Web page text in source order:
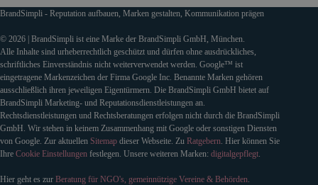
BrandSimpli - Reputation aufbauen, Marken gestalten, Kommunikation prägen
© 2026 | BrandSimpli ist eine Marke der BrandSimpli GmbH, München.
Alle Inhalte sind urheberrechtlich geschützt und dürfen ohne ausdrückliches,
schriftliches Einverständnis nicht weiterverwendet werden. Google™ ist
eingetragene Markenzeichen der Firma Google Inc. Benannte Marken gehören
ausschließlich ihren jeweiligen Eigentürmern. Die BrandSimpli GmbH bietet auf
BrandSimpli Marketing- und Reputationsdienstleistungen an.
Rechtsdienstleistungen und Rechtsberatungen erfolgen nicht durch die BrandSimpli
GmbH. Wir stehen in keinem Zusammenhang mit Google oder sonstigen Diensten
von Google. Zur aktuellen Sitemap dieser Webseite. Zu Ratgebern. Hier können Sie
Ihre Cookie Einstellungen festlegen. Unsere weiteren Marken: digitalgepflegt.
Hier geht es zur Beratung für NGO's, gemeinnützige Vereine & Behörden.